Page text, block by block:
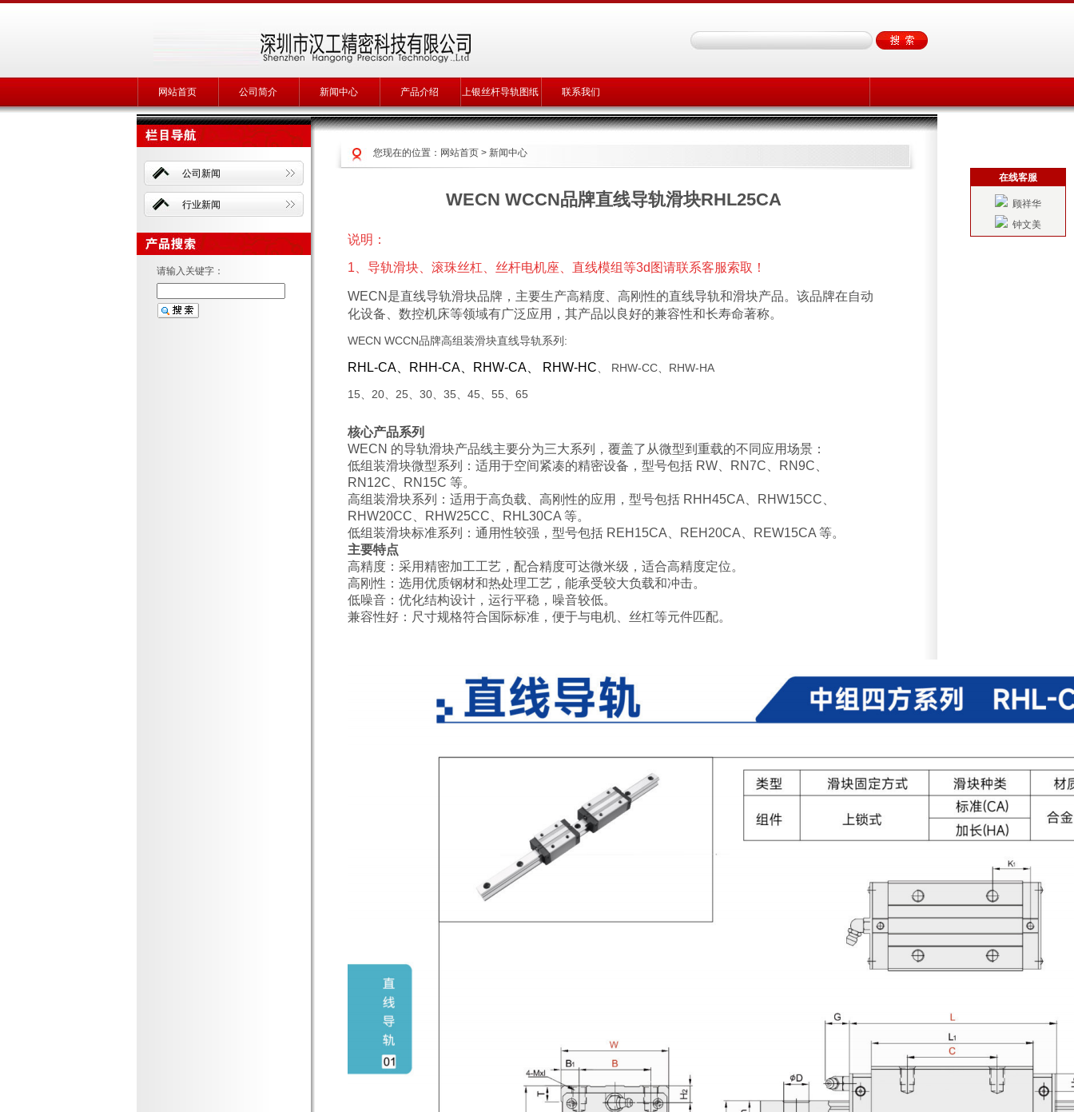
网站首页 公司简介 新闻中心 产品介绍 上银丝杆导轨图纸 联系我们
公司新闻
行业新闻
请输入关键字：
您现在的位置： 网站首页 > 新闻中心
WECN WCCN品牌直线导轨滑块RHL25CA
说明：
1、导轨滑块、滚珠丝杠、丝杆电机座、直线模组等3d图请联系客服索取！
WECN是直线导轨滑块品牌，主要生产高精度、高刚性的直线导轨和滑块产品。该品牌在自动
化设备、数控机床等领域有广泛应用，其产品以良好的兼容性和长寿命著称。
WECN WCCN品牌高组装滑块直线导轨系列:
RHL-CA、RHH-CA、RHW-CA、 RHW-HC 、 RHW-CC 、RHW-HA
15、20、25、30、35、45、55 、65
核心产品系列
WECN 的导轨滑块产品线主要分为三大系列，覆盖了从微型到重载的不同应用场景：
低组装滑块微型系列：适用于空间紧凑的精密设备，型号包括 RW、RN7C、RN9C、
RN12C、RN15C 等。
高组装滑块系列：适用于高负载、高刚性的应用，型号包括 RHH45CA、RHW15CC、
RHW20CC、RHW25CC、RHL30CA 等。
低组装滑块标准系列：通用性较强，型号包括 REH15CA、REH20CA、REW15CA 等。
主要特点
高精度：采用精密加工工艺，配合精度可达微米级，适合高精度定位。
高刚性：选用优质钢材和热处理工艺，能承受较大负载和冲击。
低噪音：优化结构设计，运行平稳，噪音较低。
兼容性好：尺寸规格符合国际标准，便于与电机、丝杠等元件匹配。
在线客服
顾祥华
钟文美